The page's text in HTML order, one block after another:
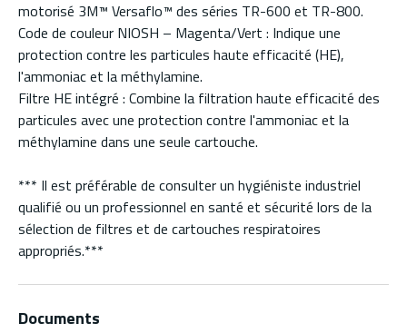
motorisé 3M™ Versaflo™ des séries TR-600 et TR-800.
Code de couleur NIOSH – Magenta/Vert : Indique une
protection contre les particules haute efficacité (HE),
l'ammoniac et la méthylamine.
Filtre HE intégré : Combine la filtration haute efficacité des
particules avec une protection contre l'ammoniac et la
méthylamine dans une seule cartouche.
*** Il est préférable de consulter un hygiéniste industriel
qualifié ou un professionnel en santé et sécurité lors de la
sélection de filtres et de cartouches respiratoires
appropriés.***
Documents